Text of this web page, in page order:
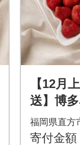
【12月
送】博
う」&ふ
太子」(
福岡県直方
寄付金額